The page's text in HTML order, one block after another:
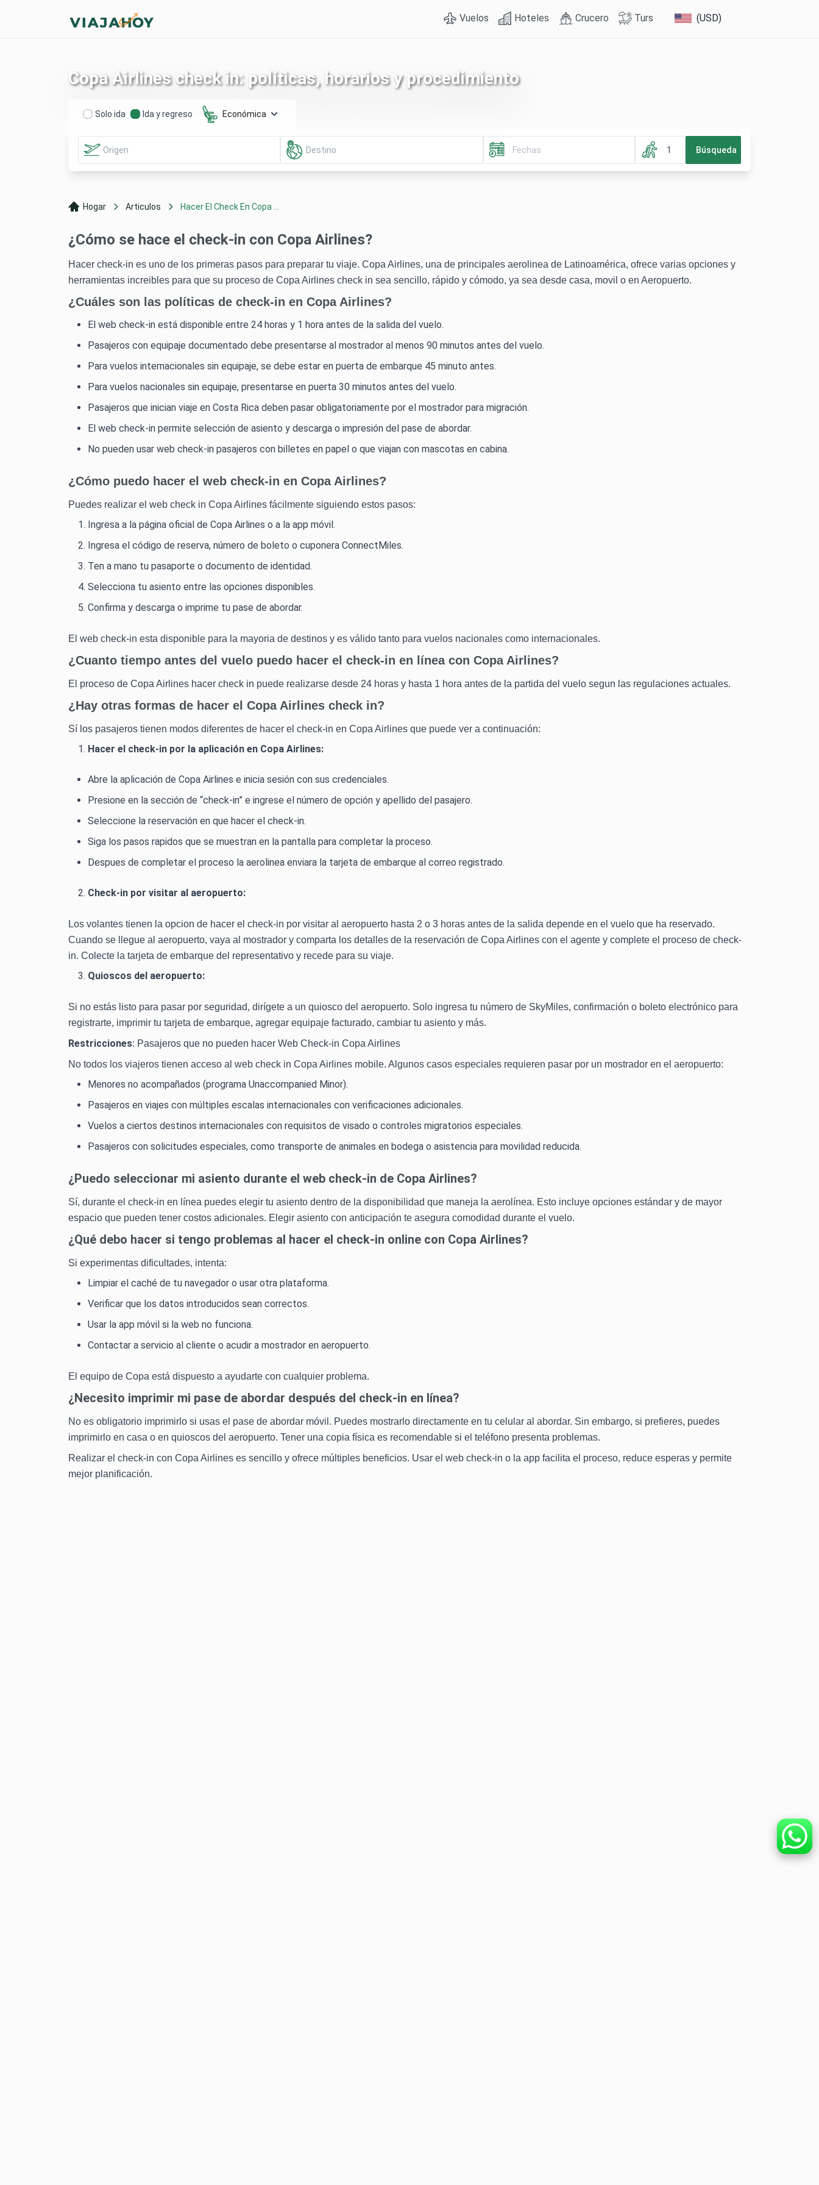
Vuelos Hoteles Crucero Turs (USD)
Copa Airlines check in: políticas, horarios y procedimiento
Solo ida Ida y regreso Económica
1 Búsqueda
Hogar Articulos Hacer El Check En Copa ...
¿Cómo se hace el check-in con Copa Airlines?
Hacer check-in es uno de los primeras pasos para preparar tu viaje. Copa Airlines, una de principales aerolinea de Latinoamérica, ofrece varias opciones y
herramientas increibles para que su proceso de Copa Airlines check in sea sencillo, rápido y cómodo, ya sea desde casa, movil o en Aeropuerto.
¿Cuáles son las políticas de check-in en Copa Airlines?
El web check-in está disponible entre 24 horas y 1 hora antes de la salida del vuelo.
Pasajeros con equipaje documentado debe presentarse al mostrador al menos 90 minutos antes del vuelo.
Para vuelos internacionales sin equipaje, se debe estar en puerta de embarque 45 minuto antes.
Para vuelos nacionales sin equipaje, presentarse en puerta 30 minutos antes del vuelo.
Pasajeros que inician viaje en Costa Rica deben pasar obligatoriamente por el mostrador para migración.
El web check-in permite selección de asiento y descarga o impresión del pase de abordar.
No pueden usar web check-in pasajeros con billetes en papel o que viajan con mascotas en cabina.
¿Cómo puedo hacer el web check-in en Copa Airlines?
Puedes realizar el web check in Copa Airlines fácilmente siguiendo estos pasos:
Ingresa a la página oficial de Copa Airlines o a la app móvil.
Ingresa el código de reserva, número de boleto o cuponera ConnectMiles.
Ten a mano tu pasaporte o documento de identidad.
Selecciona tu asiento entre las opciones disponibles.
Confirma y descarga o imprime tu pase de abordar.
El web check-in esta disponible para la mayoria de destinos y es válido tanto para vuelos nacionales como internacionales.
¿Cuanto tiempo antes del vuelo puedo hacer el check-in en línea con Copa Airlines?
El proceso de Copa Airlines hacer check in puede realizarse desde 24 horas y hasta 1 hora antes de la partida del vuelo segun las regulaciones actuales.
¿Hay otras formas de hacer el Copa Airlines check in?
Sí los pasajeros tienen modos diferentes de hacer el check-in en Copa Airlines que puede ver a continuación:
Hacer el check-in por la aplicación en Copa Airlines:
Abre la aplicación de Copa Airlines e inicia sesión con sus credenciales.
Presione en la sección de “check-in” e ingrese el número de opción y apellido del pasajero.
Seleccione la reservación en que hacer el check-in.
Siga los pasos rapidos que se muestran en la pantalla para completar la proceso.
Despues de completar el proceso la aerolinea enviara la tarjeta de embarque al correo registrado.
Check-in por visitar al aeropuerto:
Los volantes tienen la opcion de hacer el check-in por visitar al aeropuerto hasta 2 o 3 horas antes de la salida depende en el vuelo que ha reservado.
Cuando se llegue al aeropuerto, vaya al mostrador y comparta los detalles de la reservación de Copa Airlines con el agente y complete el proceso de check-
in. Colecte la tarjeta de embarque del representativo y recede para su viaje.
Quioscos del aeropuerto:
Si no estás listo para pasar por seguridad, dirígete a un quiosco del aeropuerto. Solo ingresa tu número de SkyMiles, confirmación o boleto electrónico para
registrarte, imprimir tu tarjeta de embarque, agregar equipaje facturado, cambiar tu asiento y más.
Restricciones: Pasajeros que no pueden hacer Web Check-in Copa Airlines
No todos los viajeros tienen acceso al web check in Copa Airlines mobile. Algunos casos especiales requieren pasar por un mostrador en el aeropuerto:
Menores no acompañados (programa Unaccompanied Minor).
Pasajeros en viajes con múltiples escalas internacionales con verificaciones adicionales.
Vuelos a ciertos destinos internacionales con requisitos de visado o controles migratorios especiales.
Pasajeros con solicitudes especiales, como transporte de animales en bodega o asistencia para movilidad reducida.
¿Puedo seleccionar mi asiento durante el web check-in de Copa Airlines?
Sí, durante el check-in en línea puedes elegir tu asiento dentro de la disponibilidad que maneja la aerolínea. Esto incluye opciones estándar y de mayor
espacio que pueden tener costos adicionales. Elegir asiento con anticipación te asegura comodidad durante el vuelo.
¿Qué debo hacer si tengo problemas al hacer el check-in online con Copa Airlines?
Si experimentas dificultades, intenta:
Limpiar el caché de tu navegador o usar otra plataforma.
Verificar que los datos introducidos sean correctos.
Usar la app móvil si la web no funciona.
Contactar a servicio al cliente o acudir a mostrador en aeropuerto.
El equipo de Copa está dispuesto a ayudarte con cualquier problema.
¿Necesito imprimir mi pase de abordar después del check-in en línea?
No es obligatorio imprimirlo si usas el pase de abordar móvil. Puedes mostrarlo directamente en tu celular al abordar. Sin embargo, si prefieres, puedes
imprimirlo en casa o en quioscos del aeropuerto. Tener una copia física es recomendable si el teléfono presenta problemas.
Realizar el check-in con Copa Airlines es sencillo y ofrece múltiples beneficios. Usar el web check-in o la app facilita el proceso, reduce esperas y permite
mejor planificación.